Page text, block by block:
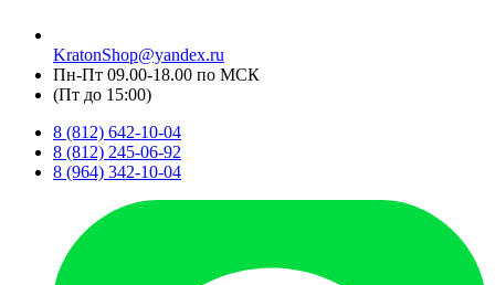
KratonShop@yandex.ru
Пн-Пт 09.00-18.00 по МСК
(Пт до 15:00)
8 (812) 642-10-04
8 (812) 245-06-92
8 (964) 342-10-04